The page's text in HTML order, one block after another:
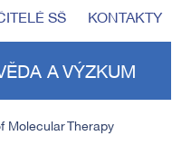
SŠ KONTAKTY
A VÝZKUM
Molecular Therapy